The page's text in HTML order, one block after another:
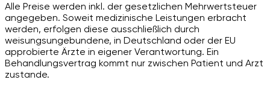
Alle Preise werden inkl. der gesetzlichen Mehrwertsteuer
angegeben. Soweit medizinische Leistungen erbracht
werden, erfolgen diese ausschließlich durch
weisungsungebundene, in Deutschland oder der EU
approbierte Ärzte in eigener Verantwortung. Ein
Behandlungsvertrag kommt nur zwischen Patient und Arzt
zustande.